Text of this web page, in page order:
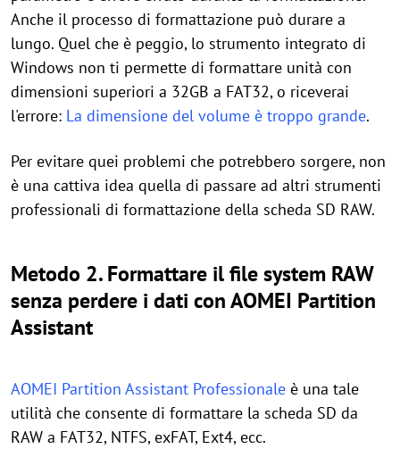
Anche il processo di formattazione può durare a
lungo. Quel che è peggio, lo strumento integrato di
Windows non ti permette di formattare unità con
dimensioni superiori a 32GB a FAT32, o riceverai
l'errore: La dimensione del volume è troppo grande.
Per evitare quei problemi che potrebbero sorgere, non
è una cattiva idea quella di passare ad altri strumenti
professionali di formattazione della scheda SD RAW.
Metodo 2. Formattare il file system RAW
senza perdere i dati con AOMEI Partition
Assistant
AOMEI Partition Assistant Professionale è una tale
utilità che consente di formattare la scheda SD da
RAW a FAT32, NTFS, exFAT, Ext4, ecc.